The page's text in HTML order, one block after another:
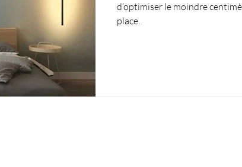
d’optimiser le moindre
place.